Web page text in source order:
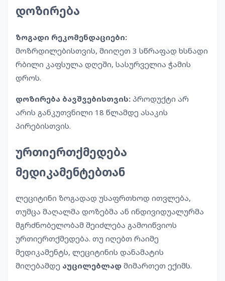
დოზირება
ზოგადი რეკომენდაციები:
მოზრდილებისთვის, მიიღეთ 3 სწრაფად ხსნადი
რბილი კაფსულა დღეში, სასურველია ჭამის
დროს.
დოზირება ბავშვებისთვის: პროდუქტი არ
არის განკუთვნილი 18 წლამდე ასაკის
პირებისთვის.
ურთიერთქმედება
მედიკამენტებთან
ლეციტინი ზოგადად უსაფრთხოდ ითვლება,
თუმცა მაღალმა დოზებმა ან ინდივიდუალურმა
მგრძნობელობამ შეიძლება გამოიწვიოს
ურთიერთქმედება. თუ იღებთ რაიმე
მედიკამენტს, ლეციტინის დანამატის
მიღებამდე აუცილებლად მიმართეთ ექიმს.